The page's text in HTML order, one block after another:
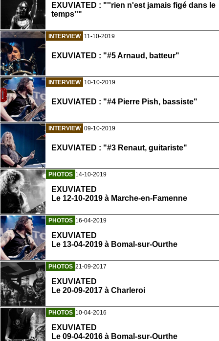
EXUVIATED : "''rien n'est jamais figé dans le
temps''"
INTERVIEW 11-10-2019
EXUVIATED : "#5 Arnaud, batteur"
INTERVIEW 10-10-2019
EXUVIATED : "#4 Pierre Pish, bassiste"
INTERVIEW 09-10-2019
EXUVIATED : "#3 Renaut, guitariste"
PHOTOS 14-10-2019
EXUVIATED
Le 12-10-2019 à Marche-en-Famenne
PHOTOS 16-04-2019
EXUVIATED
Le 13-04-2019 à Bomal-sur-Ourthe
PHOTOS 21-09-2017
EXUVIATED
Le 20-09-2017 à Charleroi
PHOTOS 10-04-2016
EXUVIATED
Le 09-04-2016 à Bomal-sur-Ourthe